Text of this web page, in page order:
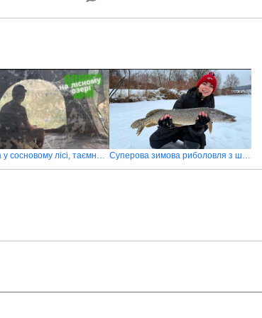
Рибалка у сосновому лісі, таємниця лісного озера, чи є тут трофейний короп Суперова зимова риболовля з шикарним уловом